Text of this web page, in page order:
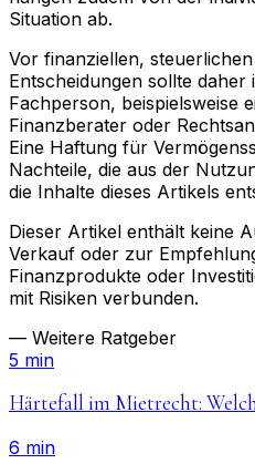
Situation ab.
Vor finanziellen,
Entscheidungen sollte daher
Fachperson, beispielsweise
Finanzberater oder
Eine Haftung für
Nachteile, die aus der
die Inhalte dieses Artikels
Dieser Artikel enthält keine
Verkauf oder zur
Finanzprodukte oder
mit Risiken verbunden.
— Weitere Ratgeber
5 min
Härtefall im Mietrecht:
6 min